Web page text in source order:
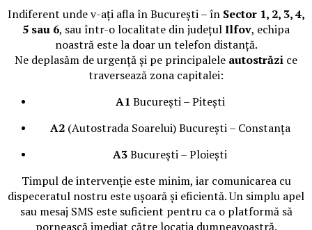
Indiferent unde v-ați afla în București – în Sector 1, 2, 3, 4,
5 sau 6, sau într-o localitate din județulIlfov, echipa
noastră este la doar un telefon distanță.
Ne deplasăm de urgență și pe principalele autostrăzi ce
traversează zona capitalei:
A1 București – Pitești
A2(Autostrada Soarelui) București – Constanța
A3București – Ploiești
Timpul de intervenție este minim, iar comunicarea cu
dispeceratul nostru este ușoară și eficientă. Un simplu apel
sau mesaj SMS este suficient pentru ca o platformă să
pornească imediat către locația dumneavoastră.